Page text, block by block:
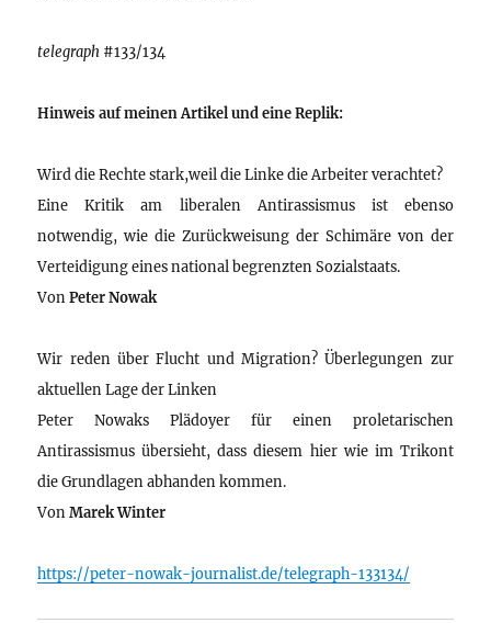
telegraph #133/134
Hinweis auf meinen Artikel und eine Replik:
Wird die Rechte stark,weil die Linke die Arbeiter verachtet?
Eine Kritik am liberalen Antirassismus ist ebenso
notwendig, wie die Zurückweisung der Schimäre von der
Verteidigung eines national begrenzten Sozialstaats.
VonPeter Nowak
Wir reden über Flucht und Migration? Überlegungen zur
aktuellen Lage der Linken
Peter Nowaks Plädoyer für einen proletarischen
Antirassismus übersieht, dass diesem hier wie im Trikont
die Grundlagen abhanden kommen.
VonMarek Winter
https://peter-nowak-journalist.de/telegraph-133134/